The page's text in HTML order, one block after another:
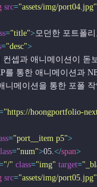
src="assets/img/port04.jpg"
="title">모던한 포트폴리
="desc">
블랙 컨셉과 애니메이션
GSAP를 통한 애니메이션
pin 애니메이션을 통한
"https://hoongportfolio-
="port__item p5">
="num">05.</span>
"/" class="img" target=
src="assets/img/port05.jpg"